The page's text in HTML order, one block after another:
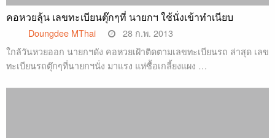
คอหวยลุ้น เลขทะเบียนตุ๊กๆที่ นายกฯ ใช้นั่งเข้าทำเนียบ
Doungdee MThai
28 ก.พ. 2013
ใกล้วันหวยออก นายกฯดัง คอหวยเฝ้าติดตามเลขทะเบียนรถ ล่าสุด เลข
ทะเบียนรถตุ๊กๆที่นายกฯนั่ง มาแรง แห่ซื้อเกลี้ยงแผง …